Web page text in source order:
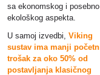
sa ekonomskog i posebno
ekološkog aspekta.
U samoj izvedbi, Viking
sustav ima manji
trošak za oko 50% od
postavljanja klasičnog